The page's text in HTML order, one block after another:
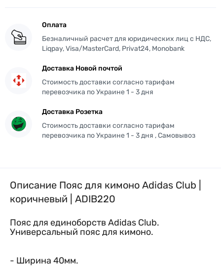
Оплата
Безналичный расчет для юридических лиц с НДС,
Liqpay, Visa/MasterCard, Privat24, Monobank
Доставка Новой почтой
Стоимость доставки согласно тарифам
перевозчика по Украине 1 - 3 дня
Доставка Розетка
Стоимость доставки согласно тарифам
перевозчика по Украине 1 - 3 дня , Самовывоз
Описание Пояс для кимоно Adidas Club |
коричневый | ADIB220
Пояс для единоборств Adidas Club.
Универсальный пояс для кимоно.
- Ширина 40мм.